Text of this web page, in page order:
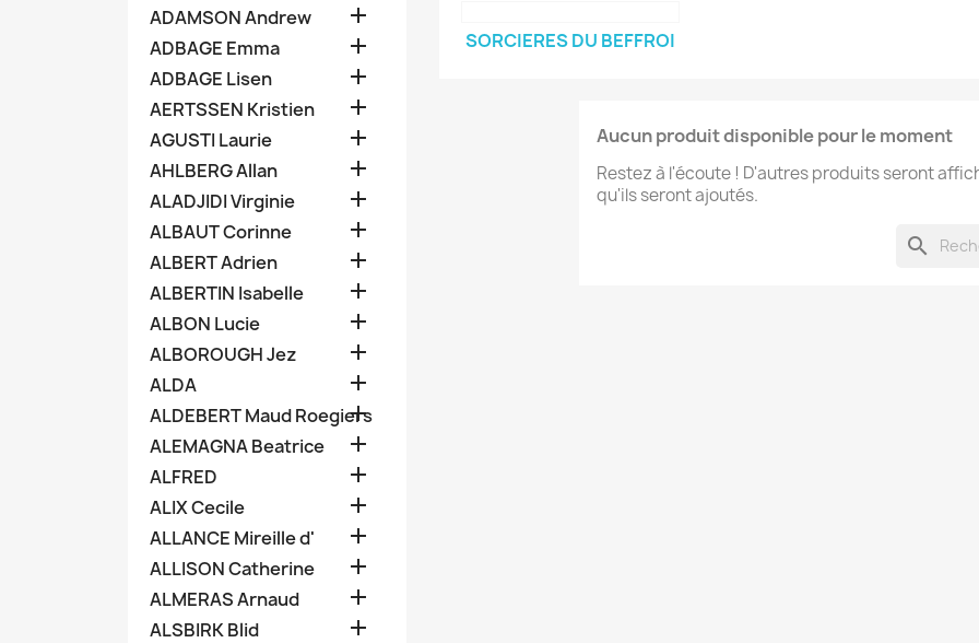
ADAMSON Andrew 
ADBAGE Emma 
ADBAGE Lisen 
AERTSSEN Kristien 
AGUSTI Laurie 
AHLBERG Allan 
ALADJIDI Virginie 
ALBAUT Corinne 
ALBERT Adrien 
ALBERTIN Isabelle 
ALBON Lucie 
ALBOROUGH Jez 
ALDA 
ALDEBERT Maud Roegiers

ALEMAGNA Beatrice 
ALFRED 
ALIX Cecile 
ALLANCE Mireille d' 
ALLISON Catherine 
ALMERAS Arnaud 
ALSBIRK Blid 
SORCIERES DU BEFFROI
Aucun produit disponible pour le moment
Restez à l'écoute ! D'autres produits seront
qu'ils seront ajoutés.
search